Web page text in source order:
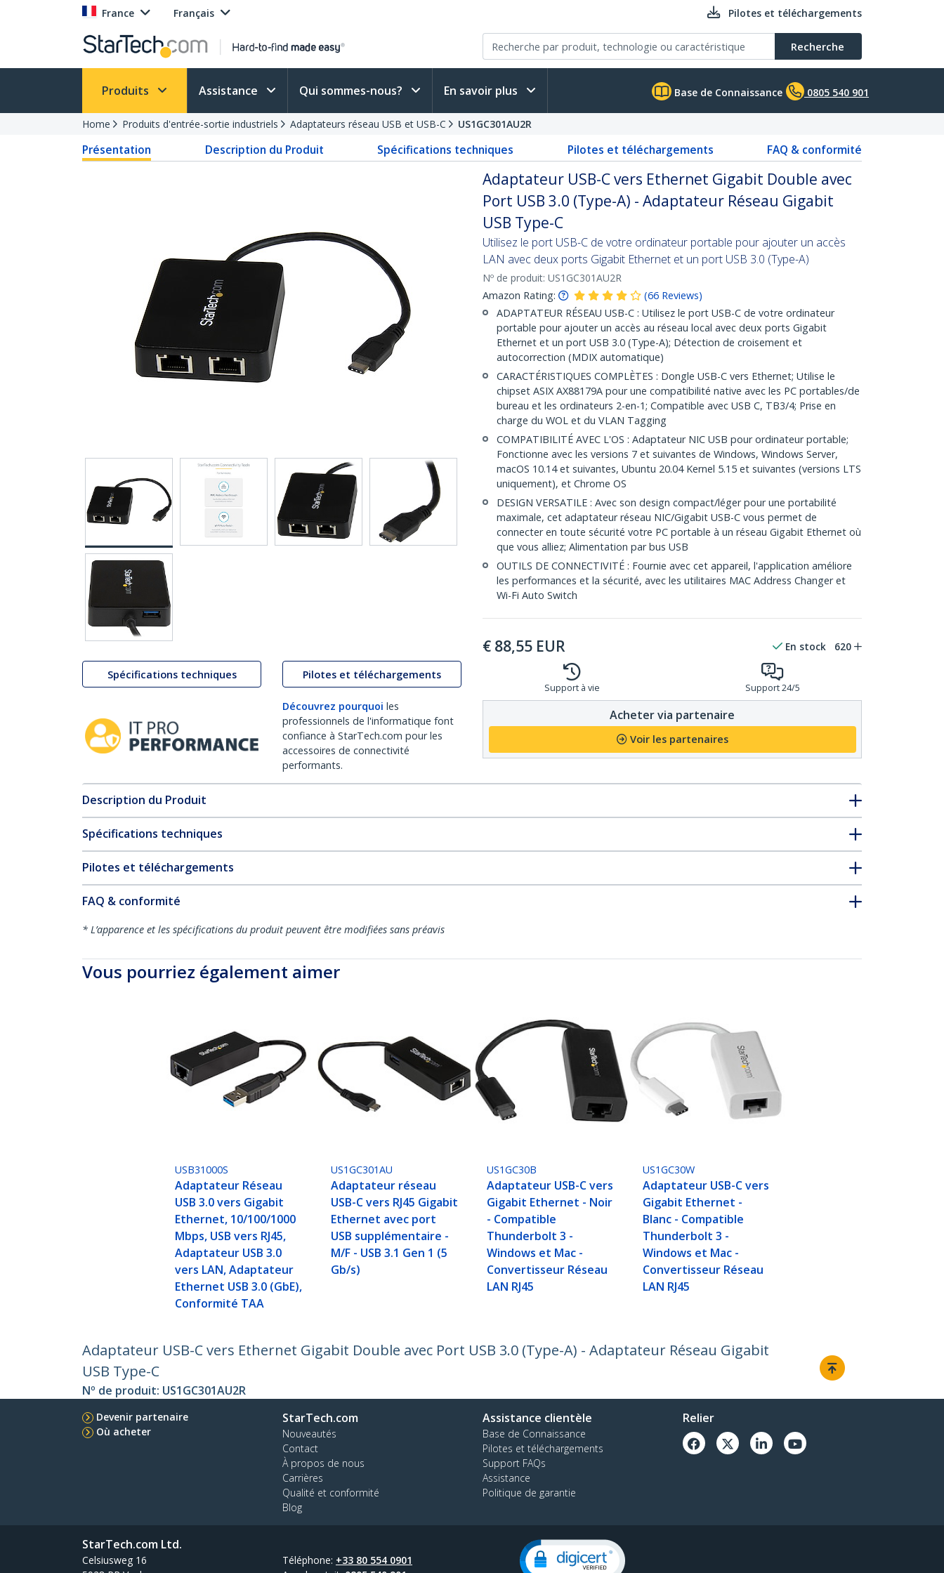
France Français Pilotes et téléchargements
Recherche
Produits Assistance Qui sommes-nous? En savoir plus Base de Connaissance 0805 540 901
Home Produits d'entrée-sortie industriels Adaptateurs réseau USB et USB-C US1GC301AU2R
Présentation Description du Produit Spécifications techniques Pilotes et téléchargements FAQ & conformité
Spécifications techniques Pilotes et téléchargements
Découvrez pourquoi les
professionnels de l'informatique font
confiance à StarTech.com pour les
accessoires de connectivité
performants.
Adaptateur USB-C vers Ethernet Gigabit Double avec
Port USB 3.0 (Type-A) - Adaptateur Réseau Gigabit
USB Type-C
Utilisez le port USB-C de votre ordinateur portable pour ajouter un accès
LAN avec deux ports Gigabit Ethernet et un port USB 3.0 (Type-A)
Nº de produit: US1GC301AU2R
Amazon Rating:
(66 Reviews)
ADAPTATEUR RÉSEAU USB-C : Utilisez le port USB-C de votre ordinateur
portable pour ajouter un accès au réseau local avec deux ports Gigabit
Ethernet et un port USB 3.0 (Type-A); Détection de croisement et
autocorrection (MDIX automatique)
CARACTÉRISTIQUES COMPLÈTES : Dongle USB-C vers Ethernet; Utilise le
chipset ASIX AX88179A pour une compatibilité native avec les PC portables/de
bureau et les ordinateurs 2-en-1; Compatible avec USB C, TB3/4; Prise en
charge du WOL et du VLAN Tagging
COMPATIBILITÉ AVEC L'OS : Adaptateur NIC USB pour ordinateur portable;
Fonctionne avec les versions 7 et suivantes de Windows, Windows Server,
macOS 10.14 et suivantes, Ubuntu 20.04 Kernel 5.15 et suivantes (versions LTS
uniquement), et Chrome OS
DESIGN VERSATILE : Avec son design compact/léger pour une portabilité
maximale, cet adaptateur réseau NIC/Gigabit USB-C vous permet de
connecter en toute sécurité votre PC portable à un réseau Gigabit Ethernet où
que vous alliez; Alimentation par bus USB
OUTILS DE CONNECTIVITÉ : Fournie avec cet appareil, l'application améliore
les performances et la sécurité, avec les utilitaires MAC Address Changer et
Wi-Fi Auto Switch
€ 88,55 EUR En stock 620
Support à vie Support 24/5
Acheter via partenaire
Voir les partenaires
Description du Produit
Spécifications techniques
Pilotes et téléchargements
FAQ & conformité
* L’apparence et les spécifications du produit peuvent être modifiées sans préavis
Vous pourriez également aimer
USB31000S
Adaptateur Réseau
USB 3.0 vers Gigabit
Ethernet, 10/100/1000
Mbps, USB vers RJ45,
Adaptateur USB 3.0
vers LAN, Adaptateur
Ethernet USB 3.0 (GbE),
Conformité TAA
US1GC301AU
Adaptateur réseau
USB-C vers RJ45 Gigabit
Ethernet avec port
USB supplémentaire -
M/F - USB 3.1 Gen 1 (5
Gb/s)
US1GC30B
Adaptateur USB-C vers
Gigabit Ethernet - Noir
- Compatible
Thunderbolt 3 -
Windows et Mac -
Convertisseur Réseau
LAN RJ45
US1GC30W
Adaptateur USB-C vers
Gigabit Ethernet -
Blanc - Compatible
Thunderbolt 3 -
Windows et Mac -
Convertisseur Réseau
LAN RJ45
Adaptateur USB-C vers Ethernet Gigabit Double avec Port USB 3.0 (Type-A) - Adaptateur Réseau Gigabit
USB Type-C
Nº de produit: US1GC301AU2R
Devenir partenaire
Où acheter
StarTech.com
Nouveautés
Contact
À propos de nous
Carrières
Qualité et conformité
Blog
Assistance clientèle
Base de Connaissance
Pilotes et téléchargements
Support FAQs
Assistance
Politique de garantie
Relier
StarTech.com Ltd.
Celsiusweg 16
Téléphone: +33 80 554 0901